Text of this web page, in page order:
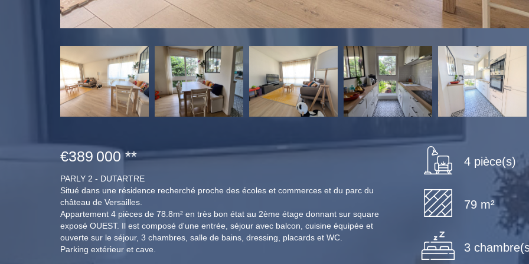
€389 000 **
PARLY 2 - DUTARTRE
Situé dans une résidence recherché proche des écoles et commerces et du parc du
château de Versailles.
Appartement 4 pièces de 78.8m² en très bon état au 2ème étage donnant sur square
exposé OUEST. Il est composé d'une entrée, séjour avec balcon, cuisine équipée et
ouverte sur le séjour, 3 chambres, salle de bains, dressing, placards et WC.
Parking extérieur et cave.
4 pièce(s)
79 m²
3